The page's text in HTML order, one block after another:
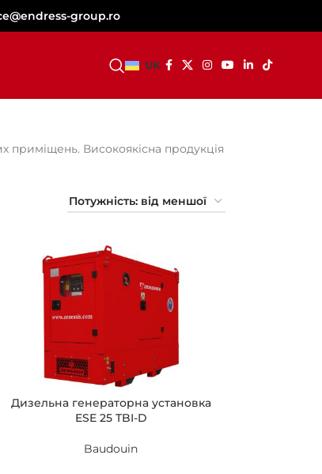
group.ro
UK
приміщень. Високоякісна продукція
Дизельна генераторна установка
ESE 25 TBI-D
Baudouin